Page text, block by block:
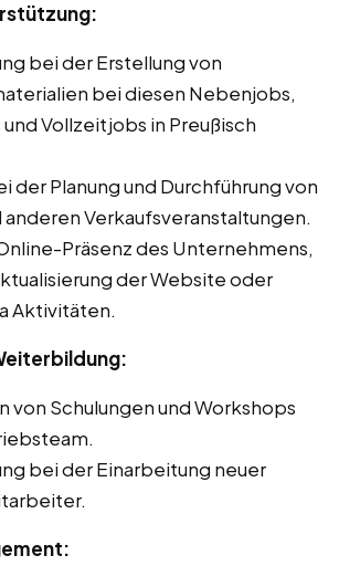
bei der Erstellung von
bei diesen Nebenjobs,
Vollzeitjobs in Preußisch
der Planung und Durchführung von
anderen Verkaufsveranstaltungen.
Präsenz des Unternehmens,
der Website oder
Aktivitäten.
von Schulungen und Workshops
bei der Einarbeitung neuer